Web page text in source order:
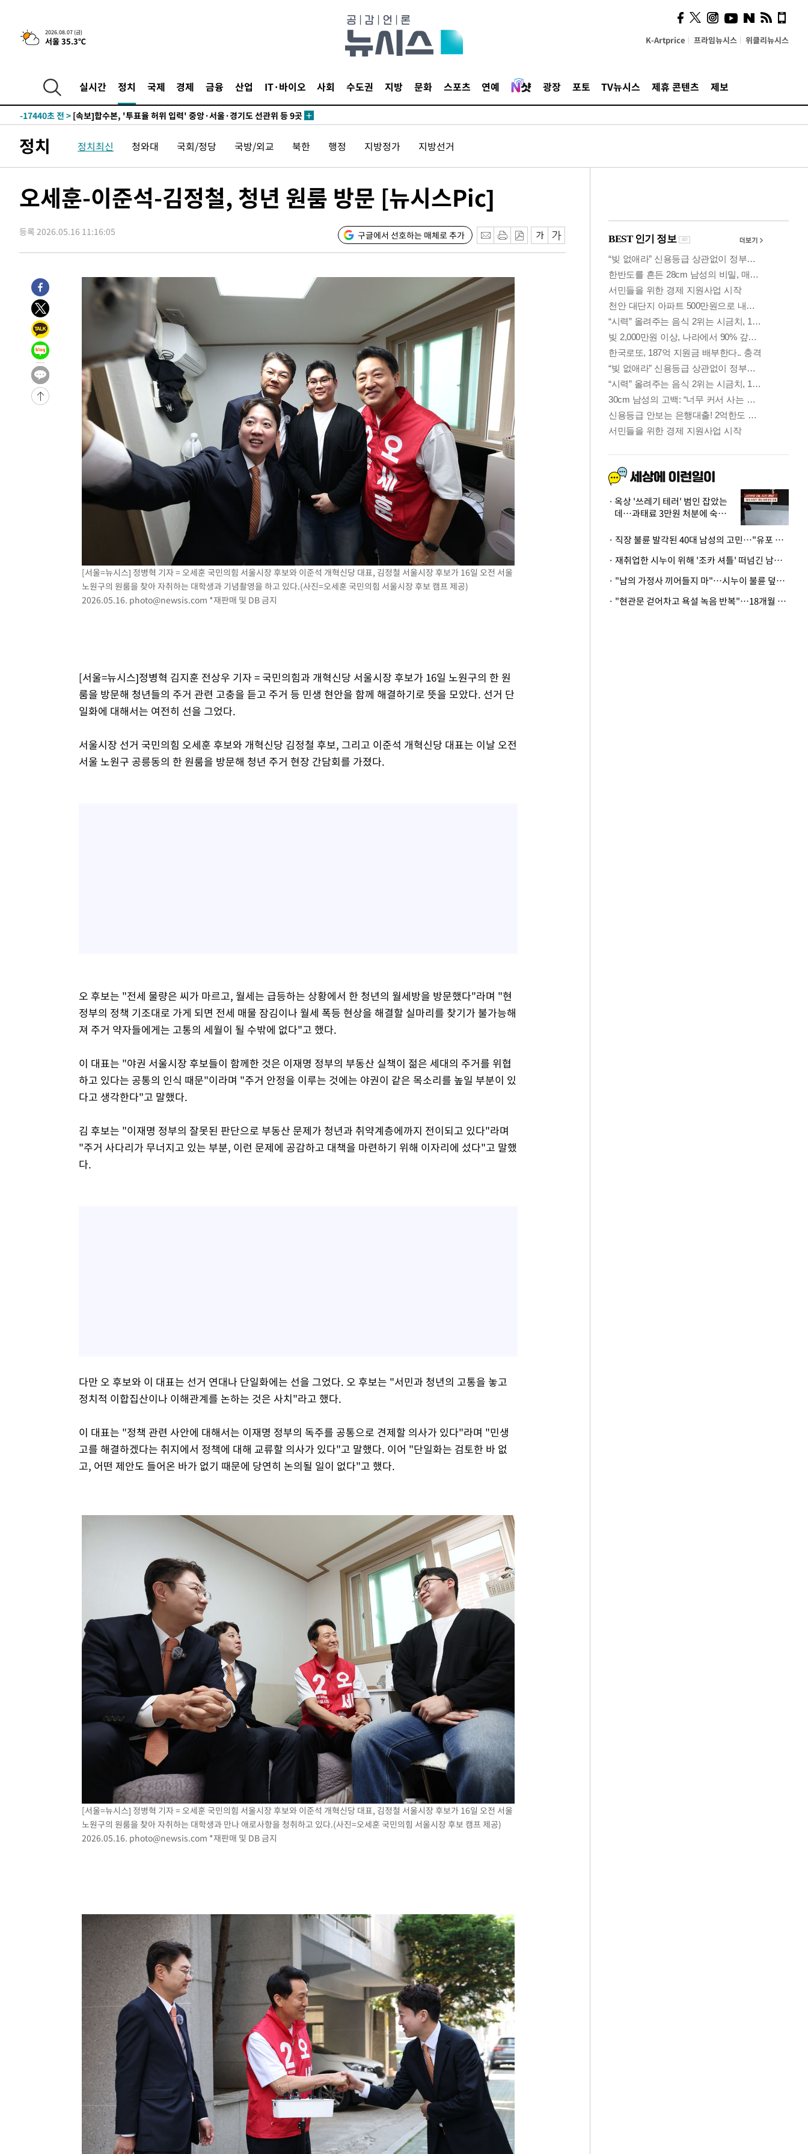
2026.08.07 (금)
서울 35.3℃ K-Artprice 프라임뉴시스 위클리뉴시스
실시간 정치 국제 경제 금융 산업 IT·바이오 사회 수도권 지방 문화 스포츠 연예 광장 포토 TV뉴시스 제휴 콘텐츠 제보
-24002초 전 >[속보]종합특검, '관저이전 봐주기 감사' 유병호 구속기소
-20602초 전 >민주 콩고 에볼라환자 4천명 돌파, 4053명 발생 1850명 사망
-19046초 전 >
"미 전국적 살모네라 식중독 원인은 멕시코산 할라피뇨"-- CDC
-17559초 전 >
-17440초 전 > [속보]합수본, '투표율 허위 입력' 중앙·서울·경기도 선관위 등 9곳
-16991초 전 >
[속보]삼성전자·SK하이닉스 동반 강보합…1%대 상승 출발
-16977초 전 >[속보]코스닥, 5.95포인트(0.74%) 상승한 807.62개장
-14110초 전 >시리아 다마스쿠스 교외에서 미니버스 폭발.. 14명 부상, 3명은 중
-8372초 전 >이란, 호르무즈서 "적국 목표물들"과 대치로 남부 케슘섬에서 두차
-7087초 전 >[속보]美, 폴리실리콘 수입 규제…파생제품 15% 관세, 120일 후 발
-2938초 전 >
[속보] 뉴욕증시, 일제 하락 마감…나스닥 0.06%↓
-31671초 전 >
[속보]국힘 윤리위, '돌려차기 발언' 진종오·서범수 징계 절차 개시
-26996초 전 >
[속보] 7월 중국 수출 23.9%↑ 수입 27.5%↑…무역총액
25.3%↑
-24156초 전 >
[속보]'채상병 순직 책임' 임성근, 항소심도 징역 3년
-24022초 전 >
[속보]종합특검, '관저이전 봐주기 감사' 유병호 구속기소
-20622초 전 >
민주 콩고 에볼라환자 4천명 돌파, 4053명 발생 1850명 사망
-19872초 전 >
[속보]'300억원대 사기 혐의' 차가원 대표 구속 송치
-19066초 전 >
"미 전국적 살모네라 식중독 원인은 멕시코산 할라피뇨"-- CDC
[속보]경찰·노동부, HL만도 평택사업장 끼임 사망 관련 압수수색
[속보]합수본, '투표율 허위 입력' 중앙·서울·경기도 선관위 등 9곳
[속보]원·달러 환율, 오전 9시 1423.8원
[속보]삼성전자·SK하이닉스 동반 강보합…1%대 상승 출발
[속보]코스닥, 5.95포인트(0.74%) 상승한 807.62개장
[속보]코스피, 6300선 재탈환…1.09% 오른 6365.07 개장
시리아 다마스쿠스 교외에서 미니버스 폭발.. 14명 부상, 3명은 중
입추에도 극한더위…서울 낮 39도 '폭염중대경보'
이란, 호르무즈서 "적국 목표물들"과 대치로 남부 케슘섬에서 두차
[속보]美, 폴리실리콘 수입 규제…파생제품 15% 관세, 120일 후 발
[속보]트럼프, 美 원정출산 금지 행정명령 서명
[속보] 뉴욕증시, 일제 하락 마감…나스닥 0.06%↓
정치 정치최신 청와대 국회/정당 국방/외교 북한 행정 지방정가 지방선거
오세훈-이준석-김정철, 청년 원룸 방문 [뉴시스Pic]
등록 2026.05.16 11:16:05 구글에서 선호하는 매체로 추가
[서울=뉴시스] 정병혁 기자 = 오세훈 국민의힘 서울시장 후보와 이준석 개혁신당 대표, 김정철 서울시장 후보가 16일 오전 서울
노원구의 원룸을 찾아 자취하는 대학생과 기념촬영을 하고 있다.(사진=오세훈 국민의힘 서울시장 후보 캠프 제공)
2026.05.16. photo@newsis.com *재판매 및 DB 금지
[서울=뉴시스]정병혁 김지훈 전상우 기자 = 국민의힘과 개혁신당 서울시장 후보가 16일 노원구의 한 원
룸을 방문해 청년들의 주거 관련 고충을 듣고 주거 등 민생 현안을 함께 해결하기로 뜻을 모았다. 선거 단
일화에 대해서는 여전히 선을 그었다.
서울시장 선거 국민의힘 오세훈 후보와 개혁신당 김정철 후보, 그리고 이준석 개혁신당 대표는 이날 오전
서울 노원구 공릉동의 한 원룸을 방문해 청년 주거 현장 간담회를 가졌다.
오 후보는 "전세 물량은 씨가 마르고, 월세는 급등하는 상황에서 한 청년의 월세방을 방문했다"라며 "현
정부의 정책 기조대로 가게 되면 전세 매물 잠김이나 월세 폭등 현상을 해결할 실마리를 찾기가 불가능해
져 주거 약자들에게는 고통의 세월이 될 수밖에 없다"고 했다.
이 대표는 "야권 서울시장 후보들이 함께한 것은 이재명 정부의 부동산 실책이 젊은 세대의 주거를 위협
하고 있다는 공통의 인식 때문"이라며 "주거 안정을 이루는 것에는 야권이 같은 목소리를 높일 부분이 있
다고 생각한다"고 말했다.
김 후보는 "이재명 정부의 잘못된 판단으로 부동산 문제가 청년과 취약계층에까지 전이되고 있다"라며
"주거 사다리가 무너지고 있는 부분, 이런 문제에 공감하고 대책을 마련하기 위해 이자리에 섰다"고 말했
다.
다만 오 후보와 이 대표는 선거 연대나 단일화에는 선을 그었다. 오 후보는 "서민과 청년의 고통을 놓고
정치적 이합집산이나 이해관계를 논하는 것은 사치"라고 했다.
이 대표는 "정책 관련 사안에 대해서는 이재명 정부의 독주를 공통으로 견제할 의사가 있다"라며 "민생
고를 해결하겠다는 취지에서 정책에 대해 교류할 의사가 있다"고 말했다. 이어 "단일화는 검토한 바 없
고, 어떤 제안도 들어온 바가 없기 때문에 당연히 논의될 일이 없다"고 했다.
[서울=뉴시스] 정병혁 기자 = 오세훈 국민의힘 서울시장 후보와 이준석 개혁신당 대표, 김정철 서울시장 후보가 16일 오전 서울
노원구의 원룸을 찾아 자취하는 대학생과 만나 애로사항을 청취하고 있다.(사진=오세훈 국민의힘 서울시장 후보 캠프 제공)
2026.05.16. photo@newsis.com *재판매 및 DB 금지
시, 스마트폰 액세서리에
NFC 더했다
옥상 '쓰레기 테러' 범인 잡았는
데…과태료 3만원 처분에 숙박업
· 직장 불륜 발각된 40대 남성의 고민…"유포 동료 명예훼손·협박죄 고소 가능할까"
· 재취업한 시누이 위해 '조카 셔틀' 떠넘긴 남편…아내 "난 못한다"
· "남의 가정사 끼어들지 마"…시누이 불륜 덮으려는 남편에 억울한 아내
· "현관문 걷어차고 욕설 녹음 반복"…18개월 아기 키우는 집 뒤흔든 '앞집의 비극'